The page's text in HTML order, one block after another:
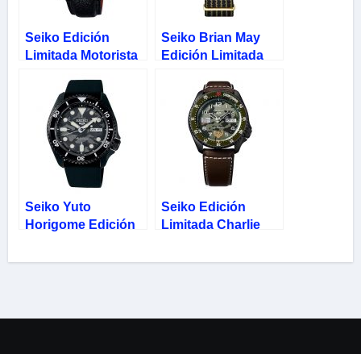
Seiko Edición
Limitada Motorista
SRPJ91K1
Seiko Brian May
Edición Limitada
SRPH80K1
Seiko Yuto
Horigome Edición
SRPJ39K1
Seiko Edición
Limitada Charlie
SRPF21K1